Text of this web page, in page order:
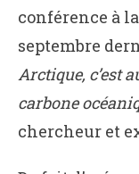
conférence à
septembre
Arctique, c’est
carbone
chercheur et